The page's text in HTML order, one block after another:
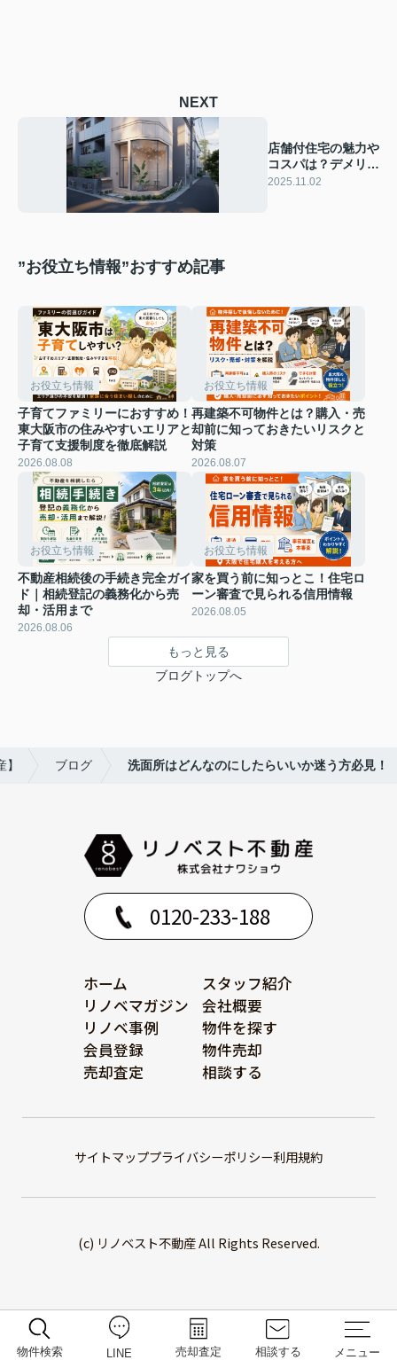
NEXT
店舗付住宅の魅力や
コスパは？デメリッ
トや間取り選びの注
2025.11.02
”お役立ち情報”おすすめ記事
お役立ち情報
子育てファミリーにおすすめ！
東大阪市の住みやすいエリアと
子育て支援制度を徹底解説
2026.08.08
お役立ち情報
再建築不可物件とは？購入・売
却前に知っておきたいリスクと
対策
2026.08.07
お役立ち情報
不動産相続後の手続き完全ガイ
ド｜相続登記の義務化から売
却・活用まで
2026.08.06
お役立ち情報
家を買う前に知っとこ！住宅ロ
ーン審査で見られる信用情報
2026.08.05
もっと見る
ブログトップへ
ブログ 洗面所はどんなのにしたらいいか迷う方必見！
0120-233-188
ホーム
スタッフ紹介
リノベマガジン
会社概要
リノベ事例
物件を探す
会員登録
物件売却
売却査定
相談する
サイトマッププライバシーポリシー利用規約
(c) リノベスト不動産 All Rights Reserved.
物件検索 LINE 売却査定 相談する メニュー